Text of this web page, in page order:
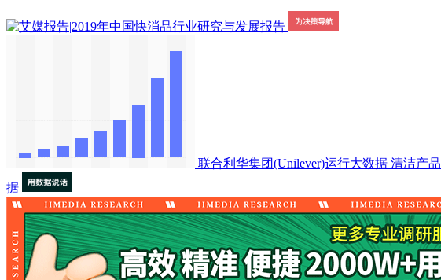
联合利华集团(Unilever)运行大数据 清洁产品
据